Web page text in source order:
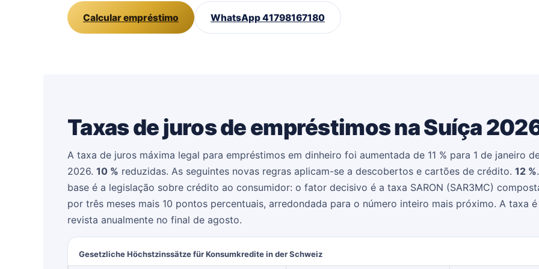
Calcular empréstimo WhatsApp 41798167180
Taxas de juros de empréstimos na Suíça
A taxa de juros máxima legal para empréstimos em dinheiro foi aumentada de 11 % para 1 de janeiro
2026. 10 % reduzidas. As seguintes novas regras aplicam-se a descobertos e cartões de crédito. 12 %
base é a legislação sobre crédito ao consumidor: o fator decisivo é a taxa SARON (SAR3MC)
por três meses mais 10 pontos percentuais, arredondada para o número inteiro mais próximo. A taxa é
revista anualmente no final de agosto.
Gesetzliche Höchstzinssätze für Konsumkredite in der Schweiz